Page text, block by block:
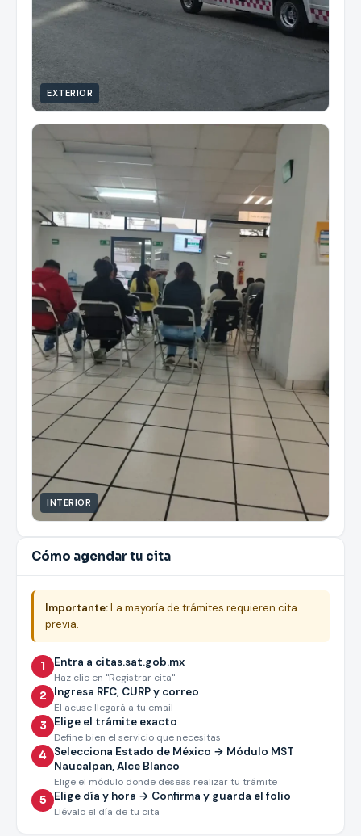
EXTERIOR
INTERIOR
Cómo agendar tu cita
Importante:La mayoría de trámites requieren cita
previa.
1 Entra a citas.sat.gob.mx
Haz clic en "Registrar cita"
2 Ingresa RFC, CURP y correo
El acuse llegará a tu email
3 Elige el trámite exacto
Define bien el servicio que necesitas
4 Selecciona Estado de México → Módulo MST
Naucalpan, Alce Blanco
Elige el módulo donde deseas realizar tu trámite
5 Elige día y hora → Confirma y guarda el folio
Llévalo el día de tu cita